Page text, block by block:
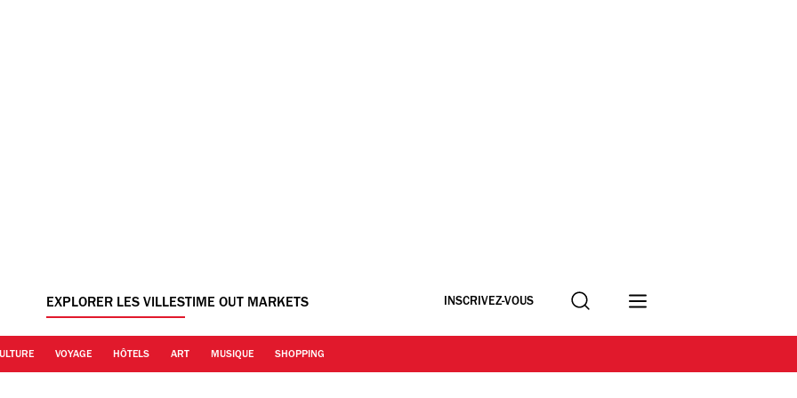
EXPLORER LES VILLESTIME OUT MARKETS INSCRIVEZ-VOUS Recherche
VOYAGE HÔTELS ART MUSIQUE SHOPPING